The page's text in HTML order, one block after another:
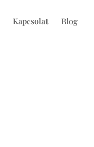
Kapcsolat Blog